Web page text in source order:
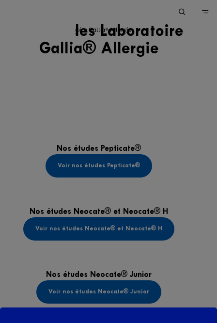
Nos études Laboratoire Gallia® Allergie
Nos études Laboratoire
Gallia® Allergie
Nos études Pepticate®
Voir nos études Pepticate®
Nos études Neocate® et Neocate® H
Voir nos études Neocate® et Neocate® H
Nos études Neocate® Junior
Voir nos études Neocate® Junior